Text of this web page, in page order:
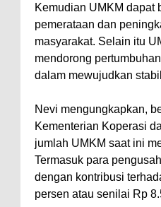
Kemudian UMKM dapat
pemerataan dan
masyarakat. Selain itu
mendorong
dalam mewujudkan
Nevi mengungkapkan,
Kementerian Koperasi
jumlah UMKM saat ini
Termasuk para
dengan kontribusi
persen atau senilai Rp